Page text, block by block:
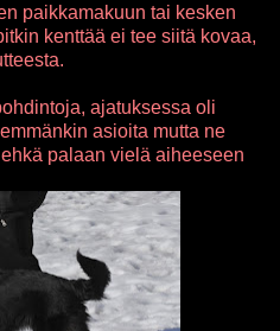
paikkamakuun tai kesken
kenttää ei tee siitä kovaa,
ajatuksessa oli
asioita mutta ne
palaan vielä aiheeseen